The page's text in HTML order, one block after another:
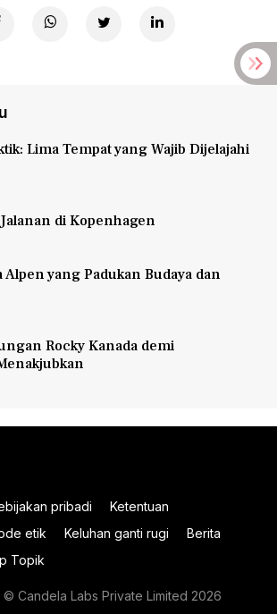
Lima Tempat yang Wajib Dijelajahi
di Kopenhagen
yang Padukan Budaya dan
Rocky Kanada demi
pribadi
Ketentuan
etik Keluhan ganti rugi
Berita
Topik
Candela Labs Private Limited 2026